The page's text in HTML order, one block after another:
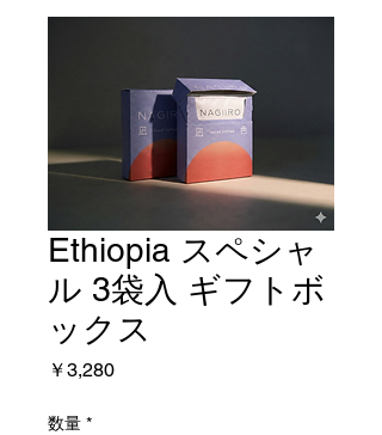
Ethiopia スペシャ
ル 3袋入 ギフトボ
ックス
￥3,280価
数量 *